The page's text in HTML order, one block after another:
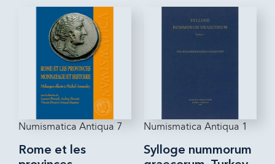
Numismatica Antiqua 7
Rome et les
Numismatica Antiqua 1
Sylloge nummorum